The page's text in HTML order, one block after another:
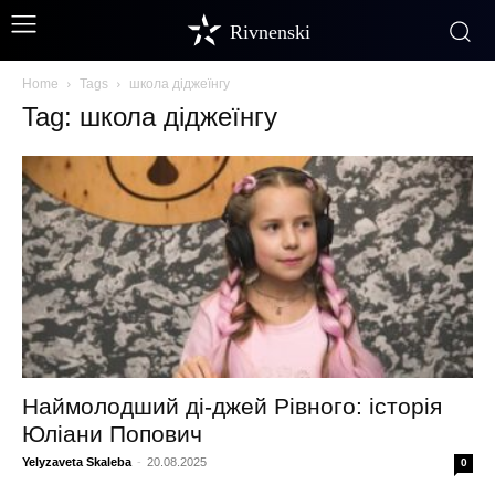
Rivnenski
Home Tags школа діджеїнгу
Tag: школа діджеїнгу
Наймолодший ді-джей Рівного: історія
Юліани Попович
Yelyzaveta Skaleba - 20.08.2025 0